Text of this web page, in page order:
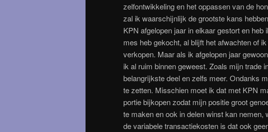
zelfontwikkeling en het oppassen van de
zal ik waarschijnlijk de grootste kans
KPN afgelopen jaar in elkaar gestort en
mes heb gekocht, al blijft het afwachten of
verkopen. Maar als ik afgelopen jaar
ik al ruim binnen geweest. Zoals mijn trade
belangrijkste deel en zelfs meer. Ondanks
te zetten. Misschien moet ik dat met KPN
portie bijkopen zodat mijn positie groot
te maken en ook in delen winst kan
de variabele transactiekosten is dat ook